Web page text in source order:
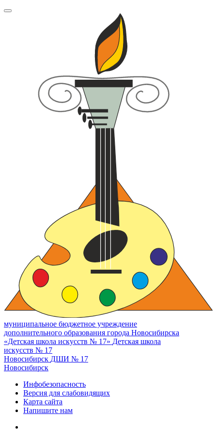
муниципальное бюджетное учреждение
дополнительного образования города Новосибирска
«Детская школа искусств № 17» Детская школа
искусств № 17
Новосибирск ДШИ № 17
Новосибирск
Инфобезопасность
Версия для слабовидящих
Карта сайта
Напишите нам